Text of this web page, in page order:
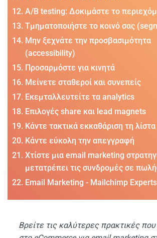
A/B testing: Δοκιμάστε το
Τμηματοποιήστε το κοινό σας
Μην ξεχνάτε την προσβασιμότητα
(accessibility)
Προσαρμόστε για κινητά
Μείνετε σταθεροί και συνεπείς
Εκεμταλλευτείτε τα analytics
Επιλογές share και lead magnets
Κάντε τακτικά εκκαθάριση τη
Κάντε εύκολη την απεγγραφή
Χτίστε μια email marketing
μετατρέπει τις συνδρομές σε
Email Marketing - Mailchimp Experts
Βρείτε τις καλύτερες πρακτικές